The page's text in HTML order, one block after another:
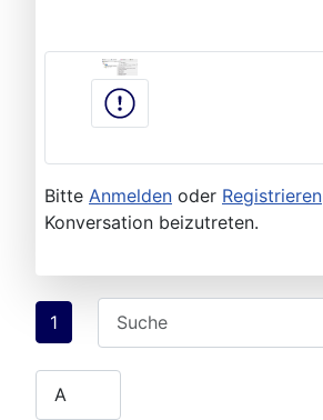
Bitte Anmelden oder Registrieren
Konversation beizutreten.
1